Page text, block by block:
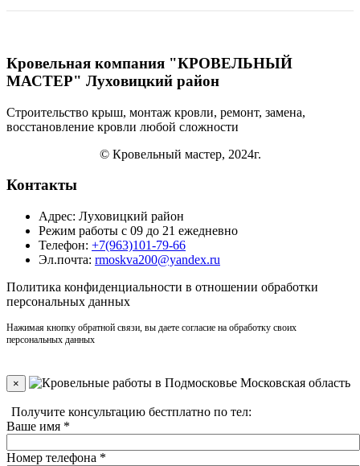
Кровельная компания "КРОВЕЛЬНЫЙ
МАСТЕР" Луховицкий район
Строительство крыш, монтаж кровли, ремонт, замена,
восстановление кровли любой сложности
© Кровельный мастер, 2024г.
Контакты
Адрес: Луховицкий район
Режим работы с 09 до 21 ежедневно
Телефон: +7(963)101-79-66
Эл.почта: rmoskva200@yandex.ru
Политика конфиденциальности в отношении обработки
персональных данных
Нажимая кнопку обратной связи, вы даете согласие на обработку своих
персональных данных
×
Получите консультацию бестплатно по тел:
Ваше имя *
Номер телефона *